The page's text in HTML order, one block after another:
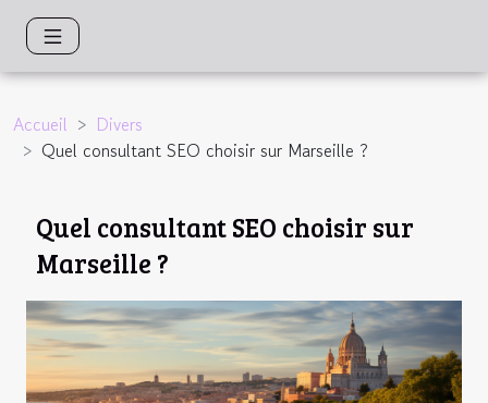
Accueil
Divers
Quel consultant SEO choisir sur Marseille ?
Quel consultant SEO choisir sur
Marseille ?